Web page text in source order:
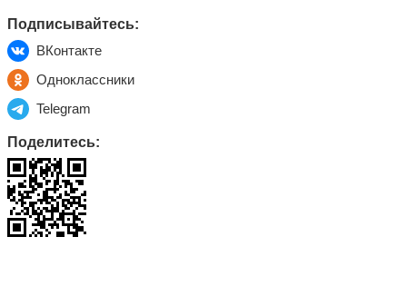
Подписывайтесь:
ВКонтакте
Одноклассники
Telegram
Поделитесь: